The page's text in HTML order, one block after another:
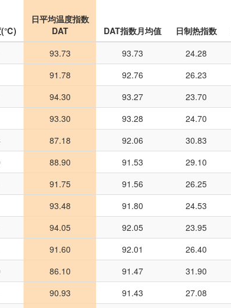
(℃)
日平均温度指数
DAT
DAT指数月均值 日制热指数
93.73 93.73 24.28
91.78 92.76 26.23
94.30 93.27 23.70
93.30 93.28 24.70
87.18 92.06 30.83
88.90 91.53 29.10
91.75 91.56 26.25
93.48 91.80 24.53
94.05 92.05 23.95
91.60 92.01 26.40
86.10 91.47 31.90
90.93 91.43 27.08